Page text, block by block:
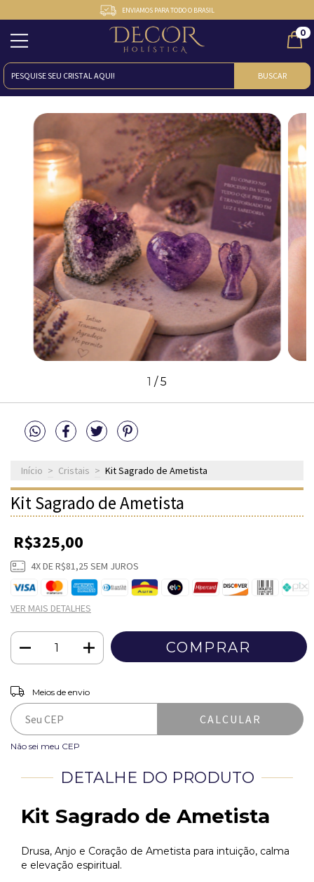
ENVIAMOS PARA TODO O BRASIL
BUSCAR
0
1 /5
Início > Cristais > Kit Sagrado de Ametista
Kit Sagrado de Ametista
R$325,00
4X DER$81,25 SEM JUROS
VER MAIS DETALHES
Entregas para o CEP:
Meios de envio
CALCULAR
Não sei meu CEP
DETALHE DO PRODUTO
Kit Sagrado de Ametista
Drusa, Anjo e Coração de Ametista para intuição, calma
e elevação espiritual.